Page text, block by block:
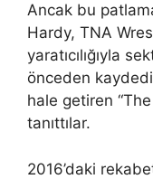
Ancak bu
Hardy, TNA
yaratıcılığıyla
önceden
hale getiren “The
tanıttılar.
2016’daki